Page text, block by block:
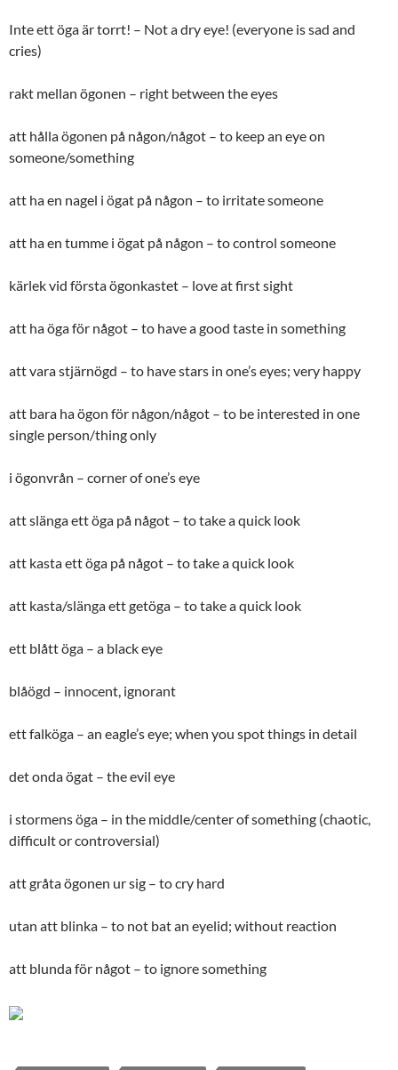
Inte ett öga är torrt! – Not a dry eye! (everyone is sad and
cries)
rakt mellan ögonen – right between the eyes
att hålla ögonen på någon/något – to keep an eye on
someone/something
att ha en nagel i ögat på någon – to irritate someone
att ha en tumme i ögat på någon – to control someone
kärlek vid första ögonkastet – love at first sight
att ha öga för något – to have a good taste in something
att vara stjärnögd – to have stars in one’s eyes; very happy
att bara ha ögon för någon/något – to be interested in one
single person/thing only
i ögonvrån – corner of one’s eye
att slänga ett öga på något – to take a quick look
att kasta ett öga på något – to take a quick look
att kasta/slänga ett getöga – to take a quick look
ett blått öga – a black eye
blåögd – innocent, ignorant
ett falköga – an eagle’s eye; when you spot things in detail
det onda ögat – the evil eye
i stormens öga – in the middle/center of something (chaotic,
difficult or controversial)
att gråta ögonen ur sig – to cry hard
utan att blinka – to not bat an eyelid; without reaction
att blunda för något – to ignore something